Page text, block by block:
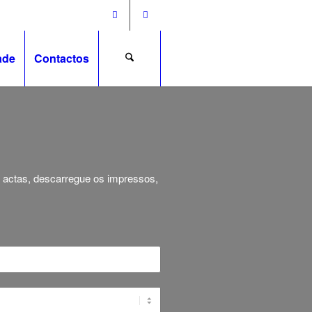
Contactos
descarregue os impressos,